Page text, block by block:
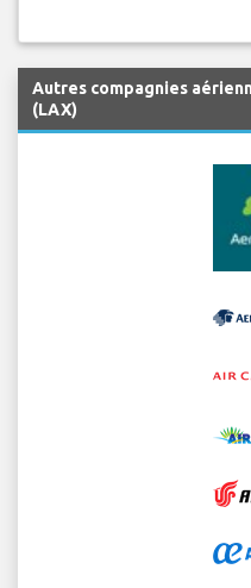
Autres compagnies
(LAX)